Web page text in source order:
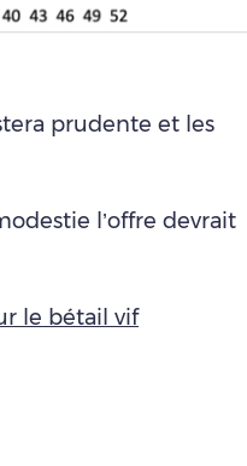
prudente et les
l’offre devrait
le bétail vif